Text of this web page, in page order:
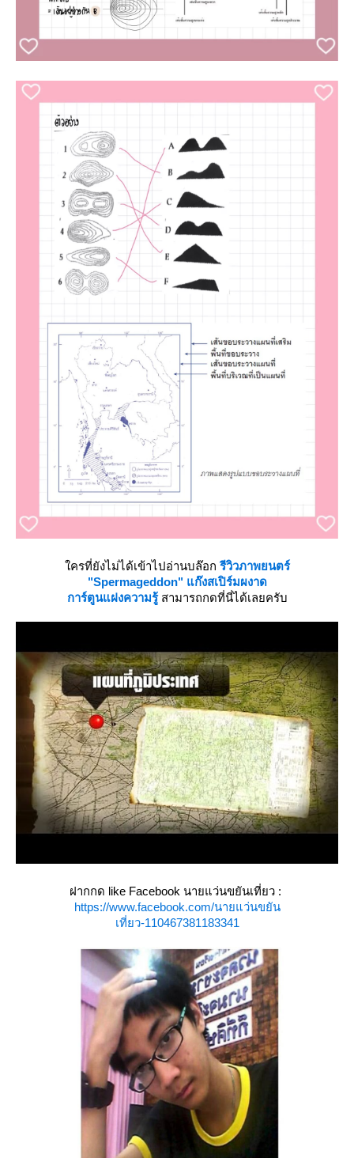
ครที่ยังไม่ได้เข้าไปอ่านบล๊อก รีวิวภาพยนตร์
"Spermageddon" แก๊งสเปิร์มผงาด
การ์ตูนแฝงความรู้ สามารถกดที่นี่ได้เลยครับ
ฝากกด like Facebook นายแว่นขยันเที่ยว :
https://www.facebook.com/นายแว่นขยัน
เที่ยว-110467381183341